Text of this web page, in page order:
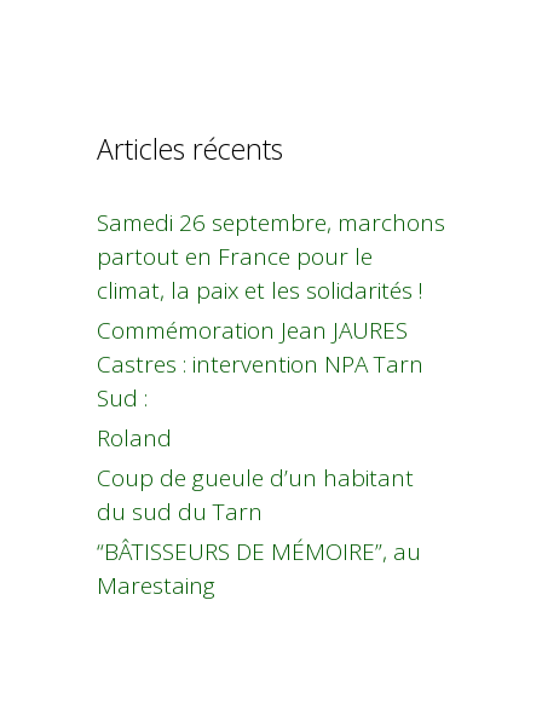
Articles récents
Samedi 26 septembre, marchons
partout en France pour le
climat, la paix et les solidarités !
Commémoration Jean JAURES
Castres : intervention NPA Tarn
Sud :
Roland
Coup de gueule d’un habitant
du sud du Tarn
“BÂTISSEURS DE MÉMOIRE”, au
Marestaing